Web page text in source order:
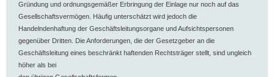
Gründung und ordnungsgemäßer Erbringung der Einlage nur noch auf das
Gesellschaftsvermögen. Häufig unterschätzt wird jedoch die
Handelndenhaftung der Geschäftsleitungsorgane und Aufsichtspersonen
gegenüber Dritten. Die Anforderungen, die der Gesetzgeber an die
Geschäftsleitung eines beschränkt haftenden Rechtsträger stellt, sind ungleich
höher als bei